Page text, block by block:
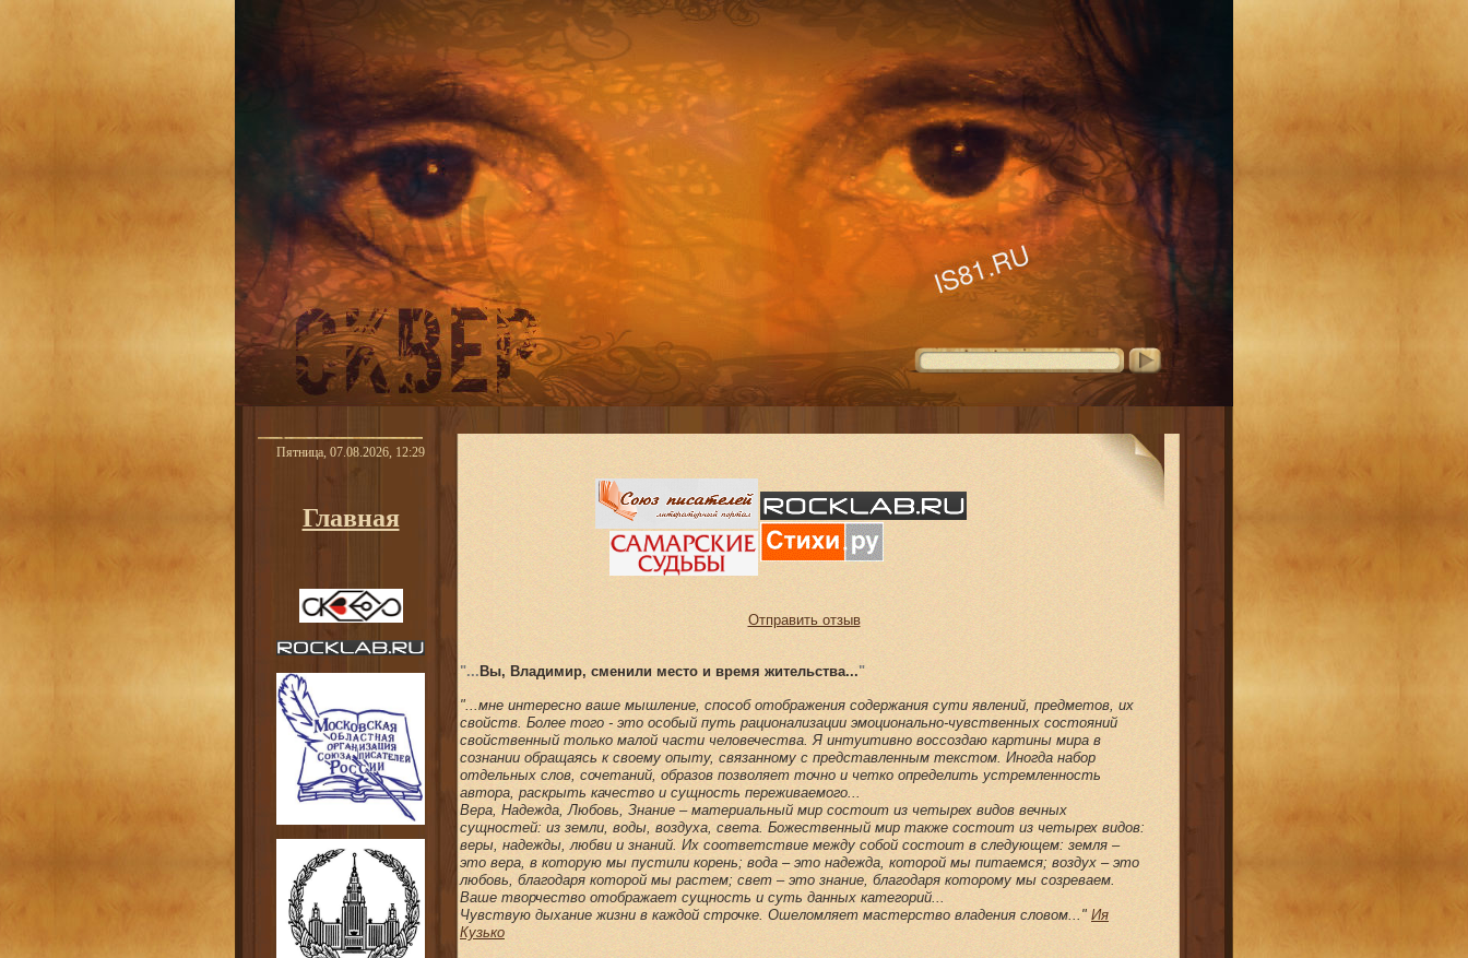
Пятница, 07.08.2026, 12:29
Главная
Отправить отзыв
"... Вы, Владимир, сменили место и время жительства..."
"...мне интересно ваше мышление, способ отображения содержания сути явлений, предметов, их
свойств. Более того - это особый путь рационализации эмоционально-чувственных состояний
свойственный только малой части человечества. Я интуитивно воссоздаю картины мира в
сознании обращаясь к своему опыту, связанному с представленным текстом. Иногда набор
отдельных слов, сочетаний, образов позволяет точно и четко определить устремленность
автора, раскрыть качество и сущность переживаемого...
Вера, Надежда, Любовь, Знание – материальный мир состоит из четырех видов вечных
сущностей: из земли, воды, воздуха, света. Божественный мир также состоит из четырех видов:
веры, надежды, любви и знаний. Их соответствие между собой состоит в следующем: земля –
это вера, в которую мы пустили корень; вода – это надежда, которой мы питаемся; воздух – это
любовь, благодаря которой мы растем; свет – это знание, благодаря которому мы созреваем.
Ваше творчество отображает сущность и суть данных категорий...
Чувствую дыхание жизни в каждой строчке. Ошеломляет мастерство владения словом..." Ия
Кузько